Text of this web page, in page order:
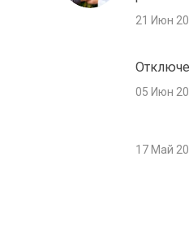
21 Июн
05 Июн
17 Май